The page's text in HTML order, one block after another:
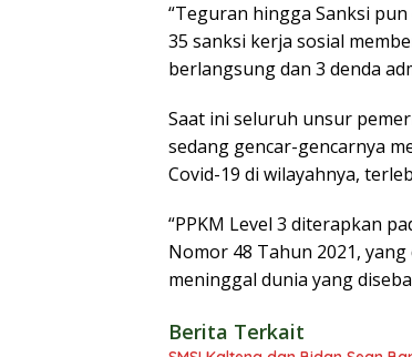
“Teguran hingga Sanksi
35 sanksi kerja sosial
berlangsung dan 3 denda
Saat ini seluruh unsur
sedang gencar-gencarnya
Covid-19 di wilayahnya,
“PPKM Level 3 diterapkan
Nomor 48 Tahun 2021,
meninggal dunia yang
Berita Terkait